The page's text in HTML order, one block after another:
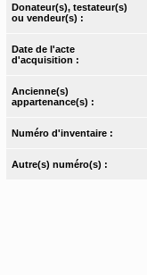
Donateur(s), testateur(s)
ou vendeur(s) :
Date de l'acte
d'acquisition :
Ancienne(s)
appartenance(s) :
Numéro d'inventaire :
Autre(s) numéro(s) :